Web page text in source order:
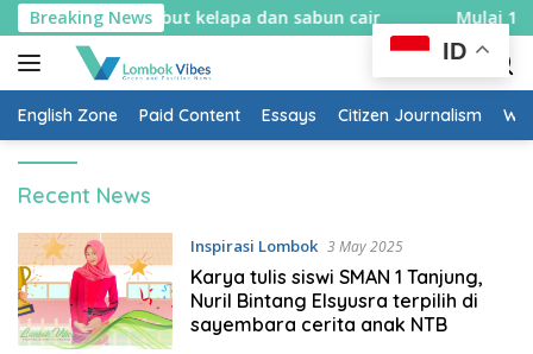
Skip
to
content
Breaking News
spons sabut kelapa dan sabun cair Mulai 10
English Zone Paid Content Essays Citizen Journalism
Lombokvibes.com
Recent News
Inspirasi Lombok 3 May 2025
Karya tulis siswi SMAN 1 Tanjung,
Nuril Bintang Elsyusra terpilih di
sayembara cerita anak NTB
ID